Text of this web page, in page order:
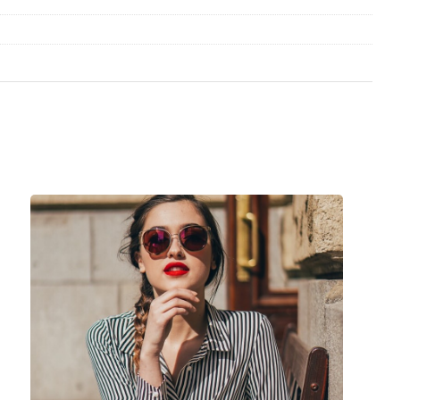
stijlen van populaire merken.